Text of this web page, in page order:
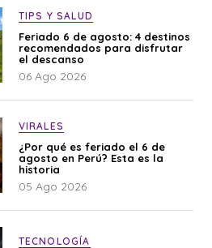
TIPS Y SALUD
Feriado 6 de agosto: 4 destinos
recomendados para disfrutar
el descanso
06 Ago 2026
VIRALES
¿Por qué es feriado el 6 de
agosto en Perú? Esta es la
historia
05 Ago 2026
TECNOLOGÍA